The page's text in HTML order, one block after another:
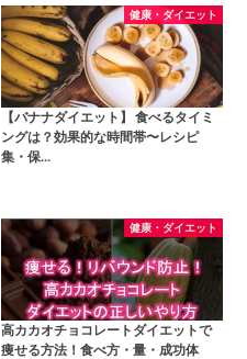
健康・ダイエット
【バナナダイエット】 食べるタイミ
ングは？効果的な時間帯〜レシピ
集・保…
健康・ダイエット
高カカオチョコレートダイエットで
痩せる方法！食べ方・量・成功体